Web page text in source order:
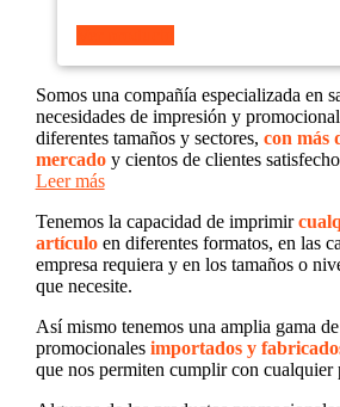
Somos una compañía especializada en
necesidades de impresión y
diferentes tamaños y sectores, con más
mercadoy cientos de clientes
Leer más
Tenemos la capacidad de imprimir
artículoen diferentes formatos, en las
empresa requiera y en los tamaños o
que necesite.
Así mismo tenemos una amplia gama
promocionales importados y
que nos permiten cumplir con cualquier